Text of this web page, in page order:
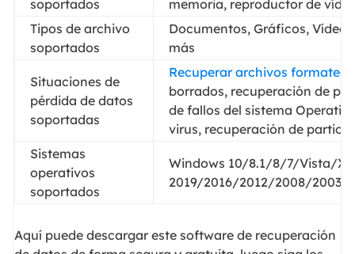
soportados
memoria, reproductor de
Tipos de archivo
soportados
Documentos, Gráficos,
más
Situaciones de
pérdida de datos
soportadas
Recuperar archivos
borrados, recuperación de
de fallos del sistema
virus, recuperación de
Sistemas
operativos
soportados
Windows 10/8.1/8/7/Vista/
2019/2016/2012/2008/2003
Aquí puede descargar este software de recuperación